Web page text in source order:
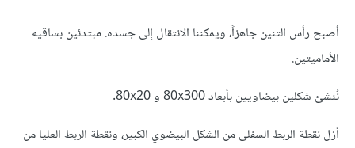
أصبح رأس التنين جاهزاً، ويمكننا الانتقال إلى جسده. مبتدئين بساقيه
الأماميتين.
نُنشئ شكلين بيضاويين بأبعاد 80x300 و 80x20.
أزل نقطة الربط السفلى من الشكل البيضوي الكبير، ونقطة الربط العليا من